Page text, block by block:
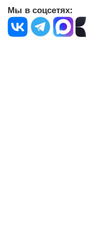
Мы в соцсетях: